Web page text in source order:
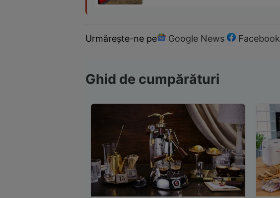
Urmărește-ne pe Google News Facebook
Ghid de cumpărături